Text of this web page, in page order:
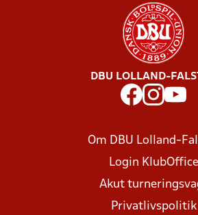
DBU LOLLAND-
Om DBU Lolland-
Login KlubOffice
Akut
Privatlivspolitik